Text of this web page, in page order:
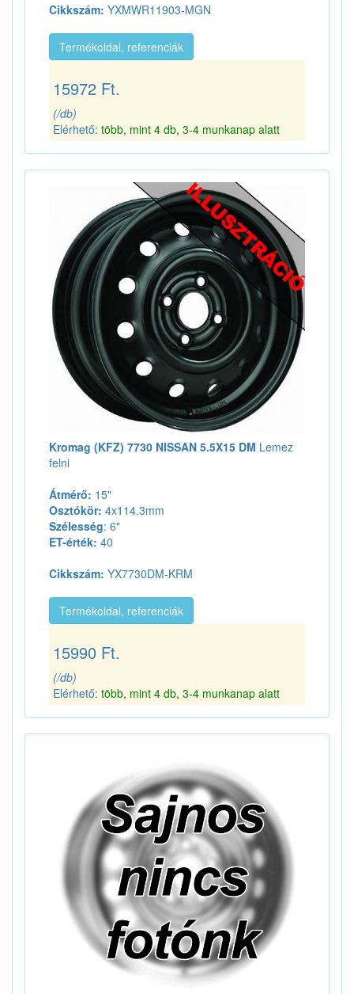
Cikkszám: YXMWR11903-MGN
Termékoldal, referenciák
15972 Ft.
(/db)
Elérhető: több, mint 4 db, 3-4 munkanap alatt
Kromag (KFZ) 7730 NISSAN 5.5X15 DM Lemez
felni
Átmérő: 15"
Osztókör: 4x114.3mm
Szélesség: 6"
ET-érték: 40
Cikkszám: YX7730DM-KRM
Termékoldal, referenciák
15990 Ft.
(/db)
Elérhető: több, mint 4 db, 3-4 munkanap alatt